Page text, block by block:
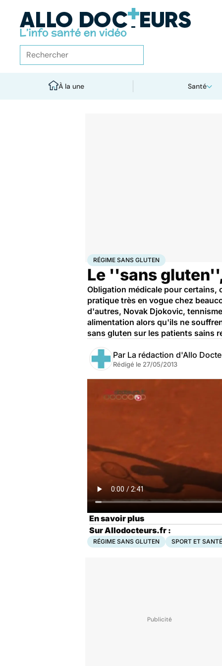
À la une Santé
AccueilBien-être Sport santé
RÉGIME SANS GLUTEN
Le ''sans
Obligation médicale pour certains,
pratique très en vogue chez
d'autres, Novak Djokovic,
alimentation alors qu'ils ne
sans gluten sur les patients sains
Par La rédaction d'Allo
Rédigé le 27/05/2013
En savoir plus
Sur Allodocteurs.fr :
RÉGIME SANS GLUTEN SPORT ET SANTÉ